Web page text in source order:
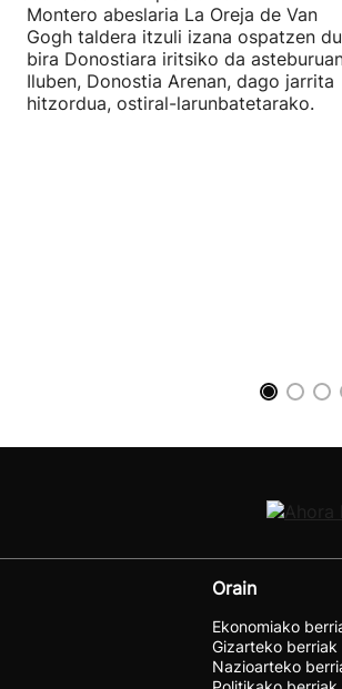
Montero abeslaria La Oreja de Van
Gogh taldera itzuli izana ospatzen
bira Donostiara iritsiko da
Iluben, Donostia Arenan, dago jarrita
hitzordua, ostiral-larunbatetarako.
Orain
Ekonomiako
Gizarteko berriak
Nazioarteko